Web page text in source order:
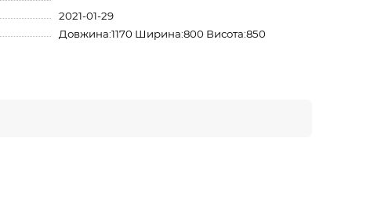
2021-01-29
Довжина:1170 Ширина:800 Висота:850